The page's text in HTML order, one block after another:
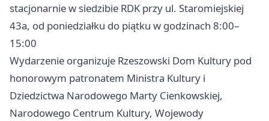
stacjonarnie w siedzibie RDK przy ul. Staromiejskiej
43a, od poniedziałku do piątku w godzinach 8:00–
15:00
Wydarzenie organizuje Rzeszowski Dom Kultury pod
honorowym patronatem Ministra Kultury i
Dziedzictwa Narodowego Marty Cienkowskiej,
Narodowego Centrum Kultury, Wojewody